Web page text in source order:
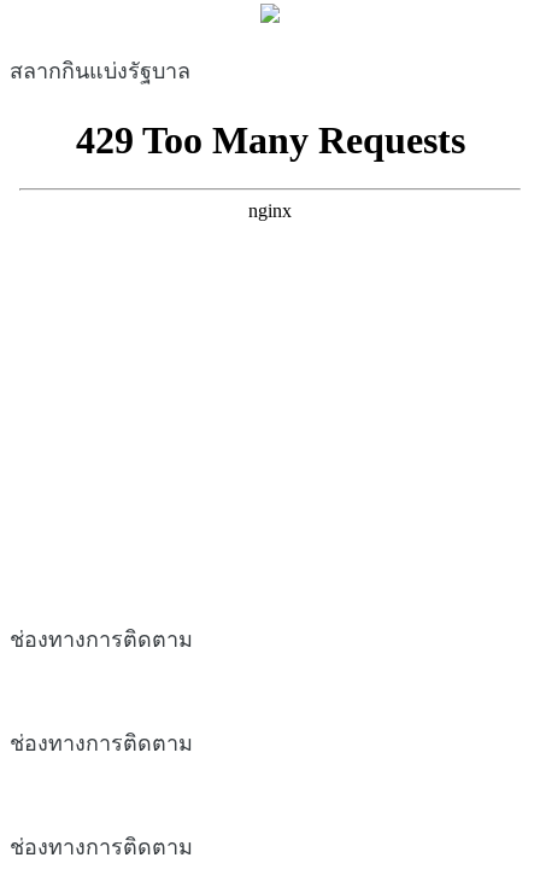
สลากกินแบ่งรัฐบาล
ช่องทางการติดตาม
ช่องทางการติดตาม
ช่องทางการติดตาม